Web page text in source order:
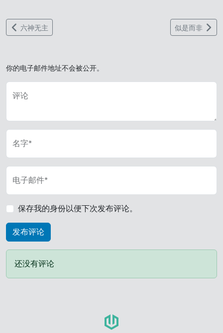
六神无主 似是而非
你的电子邮件地址不会被公开。
评论
名字*
电子邮件*
保存我的身份以便下次发布评论。
还没有评论